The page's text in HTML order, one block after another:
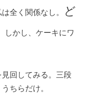
全く関係なし。
ど
しかし、ケーキにワ
回してみる。三段
ちらだけ。